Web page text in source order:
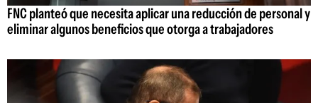
FNC planteó que necesita aplicar una reducción de personal y
eliminar algunos beneficios que otorga a trabajadores